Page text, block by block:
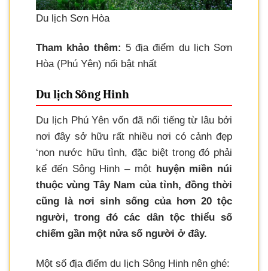
Du lịch Sơn Hòa
Tham khảo thêm: 5 địa điểm du lịch Sơn
Hòa (Phú Yên) nổi bật nhất
Du lịch Sông Hinh
Du lịch Phú Yên vốn đã nổi tiếng từ lâu bởi
nơi đây sở hữu rất nhiều nơi có cảnh đẹp
‘non nước hữu tình, đặc biệt trong đó phải
kể đến Sông Hinh – mộthuyện miền núi
thuộc vùng Tây Nam của tỉnh, đồng thời
cũng là nơi sinh sống của hơn 20 tộc
người, trong đó các dân tộc thiểu số
chiếm gần một nửa số người ở đây.
Một số địa điểm du lịch Sông Hinh nên ghé: